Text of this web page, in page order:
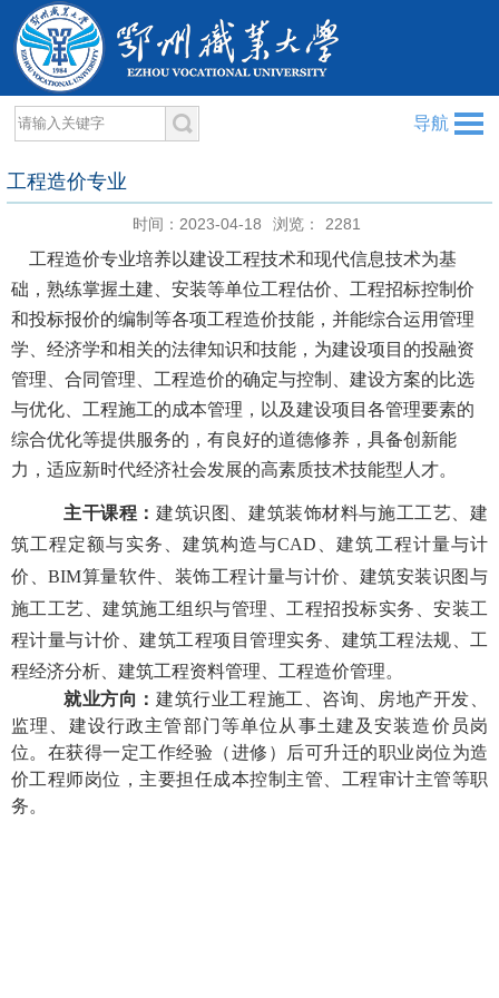
导航
工程造价专业
时间：2023-04-18 浏览： 2281
工程造价专业培养以建设工程技术和现代信息技术为基
础，熟练掌握土建、安装等单位工程估价、工程招标控制价
和投标报价的编制等各项工程造价技能，并能综合运用管理
学、经济学和相关的法律知识和技能，为建设项目的投融资
管理、合同管理、工程造价的确定与控制、建设方案的比选
与优化、工程施工的成本管理，以及建设项目各管理要素的
综合优化等提供服务的，有良好的道德修养，具备创新能
力，适应新时代经济社会发展的高素质技术技能型人才。
主干课程： 建筑识图、建筑装饰材料与施工工艺、建
筑工程定额与实务、建筑构造与CAD 、建筑工程计量与计
价、BIM算量软件、装饰工程计量与计价、建筑安装识图与
施工工艺、建筑施工组织与管理、工程招投标实务、安装工
程计量与计价、建筑工程项目管理实务、建筑工程法规、工
程经济分析、建筑工程资料管理、工程造价管理。
就业方向： 建筑行业工程施工、咨询、房地产开发、
监理、建设行政主管部门等单位从事土建及安装造价员岗
位。在获得一定工作经验（进修）后可升迁的职业岗位为造
价工程师岗位，主要担任成本控制主管、工程审计主管等职
务。